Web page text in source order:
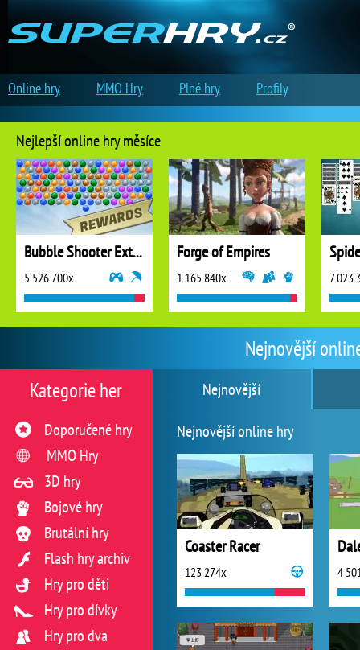
Nejnovější
Nejnovější
Nejnovější online hry
Coaster Racer
123 274x 4
Kategorie her
Doporučené hry
MMO Hry
3D hry
Bojové hry
Brutální hry
Flash hry archiv
Hry pro děti
Hry pro dívky
Hry pro dva
Nejlepší online hry měsíce
Bubble Shooter Extreme
5 526 700x
Forge of Empires
1 165 840x 7 023
Online hry MMO Hry Plné hry Profily